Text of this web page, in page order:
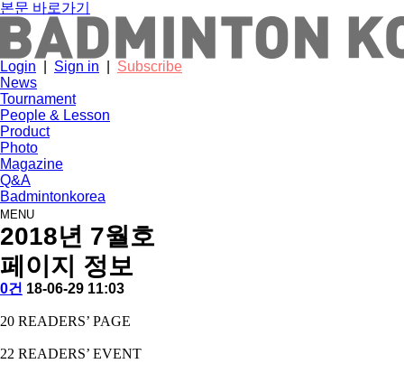
본문 바로가기
Login Sign in
Subscribe
News
Tournament
People & Lesson
Product
Photo
Magazine
Q&A
Badmintonkorea
MENU
2018년 7월호
페이지 정보
작
자
배
민
코
댓
0건 작
일
18-06-29 11:03
본
문
20 READERS’ PAGE
22 READERS’ EVENT